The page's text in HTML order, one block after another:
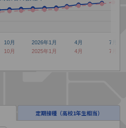
10月 2026年1月 4月
7月
10月 2025年1月 4月 7月
定期接種（高校1年生相当）